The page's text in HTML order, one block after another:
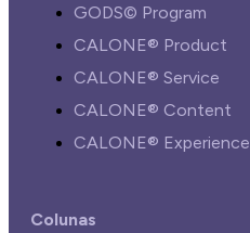
GODS© Program
CALONE® Product
CALONE® Service
CALONE® Content
CALONE® Experience
Colunas